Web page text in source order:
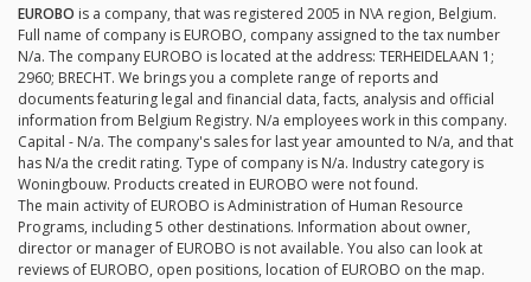
EUROBO is a company, that was registered 2005 in N\A region, Belgium.
Full name of company is EUROBO, company assigned to the tax number
N/a. The company EUROBO is located at the address: TERHEIDELAAN 1;
2960; BRECHT. We brings you a complete range of reports and
documents featuring legal and financial data, facts, analysis and official
information from Belgium Registry. N/a employees work in this company.
Capital - N/a. The company's sales for last year amounted to N/a, and that
has N/a the credit rating. Type of company is N/a. Industry category is
Woningbouw. Products created in EUROBO were not found.
The main activity of EUROBO is Administration of Human Resource
Programs, including 5 other destinations. Information about owner,
director or manager of EUROBO is not available. You also can look at
reviews of EUROBO, open positions, location of EUROBO on the map.